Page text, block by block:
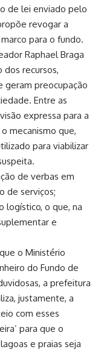
de lei enviado pelo
revogar a
para o fundo.
Raphael Braga
dos recursos,
geram preocupação
Entre as
expressa para a
mecanismo que,
para viabilizar
de verbas em
de serviços;
logístico, o que, na
e
o Ministério
do Fundo de
a prefeitura
justamente, a
com esses
para que o
e praias seja